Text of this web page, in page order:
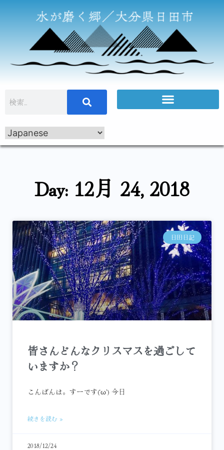
Day: 12月 24, 2018
日田日記
皆さんどんなクリスマスを過ごして
いますか？
こんばんは。すーです(‘ω’) 今日
続きを読む »
2018/12/24